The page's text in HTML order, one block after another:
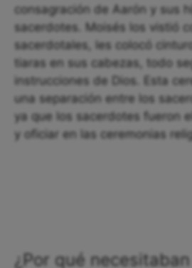
consagración de Aarón y sus
sacerdotes. Moisés los vistió
sacerdotales, les colocó
tiaras en sus cabezas, todo
instrucciones de Dios. Esta
una separación entre los
ya que los sacerdotes fueron
y oficiar en las ceremonias
¿Por qué